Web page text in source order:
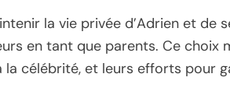
la vie privée d’Adrien et
en tant que parents. Ce choix
célébrité, et leurs efforts pour